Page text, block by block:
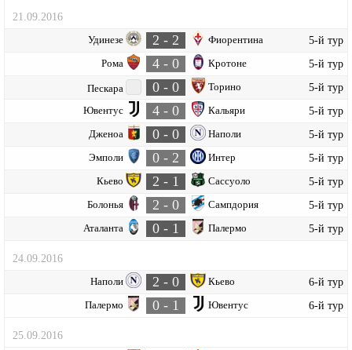
21.09.2016
Удинезе 2 - 2 Фиорентина 5-й тур
Рома 4 - 0 Кротоне 5-й тур
Пескара 0 - 0 Торино 5-й тур
Ювентус 4 - 0 Кальяри 5-й тур
Дженоа 0 - 0 Наполи 5-й тур
Эмполи 0 - 2 Интер 5-й тур
Кьево 2 - 1 Сассуоло 5-й тур
Болонья 2 - 0 Сампдория 5-й тур
Аталанта 0 - 1 Палермо 5-й тур
24.09.2016
Наполи 2 - 0 Кьево 6-й тур
Палермо 0 - 1 Ювентус 6-й тур
25.09.2016